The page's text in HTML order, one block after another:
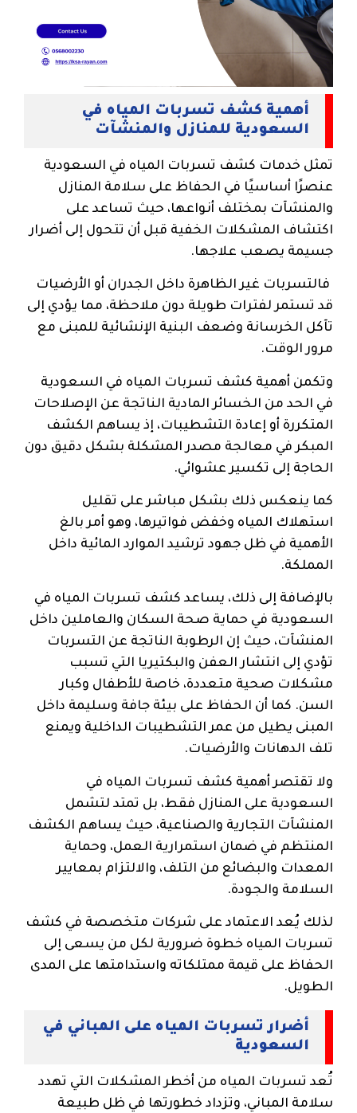
أهمية كشف تسربات المياه في
السعودية للمنازل والمنشآت
تمثل خدمات كشف تسربات المياه في السعودية
عنصرًا أساسيًا في الحفاظ على سلامة المنازل
والمنشآت بمختلف أنواعها، حيث تساعد على
اكتشاف المشكلات الخفية قبل أن تتحول إلى أضرار
جسيمة يصعب علاجها.
فالتسربات غير الظاهرة داخل الجدران أو الأرضيات
قد تستمر لفترات طويلة دون ملاحظة، مما يؤدي إلى
تآكل الخرسانة وضعف البنية الإنشائية للمبنى مع
مرور الوقت.
وتكمن أهمية كشف تسربات المياه في السعودية
في الحد من الخسائر المادية الناتجة عن الإصلاحات
المتكررة أو إعادة التشطيبات، إذ يساهم الكشف
المبكر في معالجة مصدر المشكلة بشكل دقيق دون
الحاجة إلى تكسير عشوائي.
كما ينعكس ذلك بشكل مباشر على تقليل
استهلاك المياه وخفض فواتيرها، وهو أمر بالغ
الأهمية في ظل جهود ترشيد الموارد المائية داخل
المملكة.
بالإضافة إلى ذلك، يساعد كشف تسربات المياه في
السعودية في حماية صحة السكان والعاملين داخل
المنشآت، حيث إن الرطوبة الناتجة عن التسربات
تؤدي إلى انتشار العفن والبكتيريا التي تسبب
مشكلات صحية متعددة، خاصة للأطفال وكبار
السن. كما أن الحفاظ على بيئة جافة وسليمة داخل
المبنى يطيل من عمر التشطيبات الداخلية ويمنع
تلف الدهانات والأرضيات.
ولا تقتصر أهمية كشف تسربات المياه في
السعودية على المنازل فقط، بل تمتد لتشمل
المنشآت التجارية والصناعية، حيث يساهم الكشف
المنتظم في ضمان استمرارية العمل، وحماية
المعدات والبضائع من التلف، والالتزام بمعايير
السلامة والجودة.
لذلك يُعد الاعتماد على شركات متخصصة في كشف
تسربات المياه خطوة ضرورية لكل من يسعى إلى
الحفاظ على قيمة ممتلكاته واستدامتها على المدى
الطويل.
أضرار تسربات المياه على المباني في
السعودية
تُعد تسربات المياه من أخطر المشكلات التي تهدد
سلامة المباني، وتزداد خطورتها في ظل طبيعة